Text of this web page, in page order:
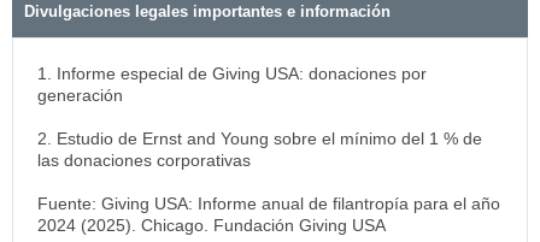
Divulgaciones legales importantes e información
1. Informe especial de Giving USA: donaciones por
generación
2. Estudio de Ernst and Young sobre el mínimo del 1 % de
las donaciones corporativas
Fuente: Giving USA: Informe anual de filantropía para el año
2024 (2025). Chicago. Fundación Giving USA